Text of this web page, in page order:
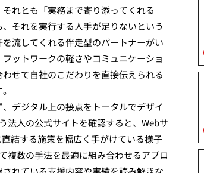
れとも「実務まで寄り添ってくれる
それを実行する人手が足りないという
流してくれる伴走型のパートナーがい
ットワークの軽さやコミュニケーショ
せて自社のこだわりを直接伝えられる
デジタル上の接点をトータルでデザイ
法人の公式サイトを確認すると、Webサ
結する施策を幅広く手がけている様子
複数の手法を最適に組み合わせるアプロ